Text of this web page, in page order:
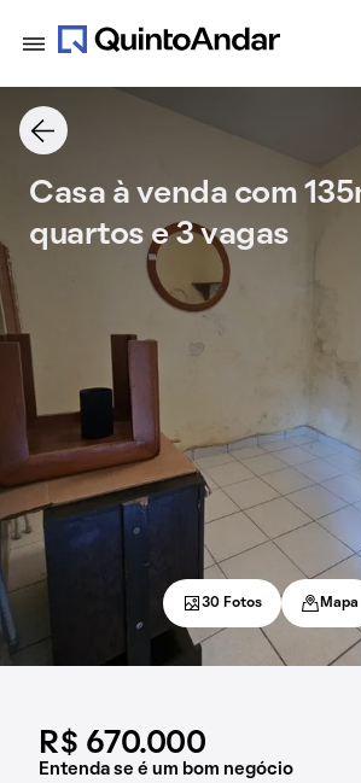
R$ 670.000
Entenda se é um bom negócio
Casa à venda com
quartos e 3 vagas
30 Fotos Mapa